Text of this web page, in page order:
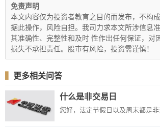
免责声明
本文内容仅为投资者教育之目的而发布，不构
据此操作，风险自担。我司力求本文所涉信息
其准确性、完整性和及时 性作出任何保证，对
损失不承担责任。股市有风险，投资需谨慎！
▍ 更多相关问答
什么是非交易日
您好，法定节假日以及周末都是非